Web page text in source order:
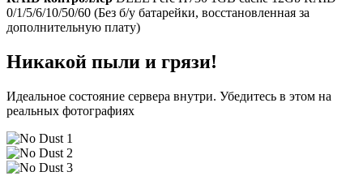
0/1/5/6/10/50/60 (Без б/у батарейки, восстановленная за
дополнительную плату)
Никакой пыли и грязи!
Идеальное состояние сервера внутри. Убедитесь в этом на
реальных фотографиях